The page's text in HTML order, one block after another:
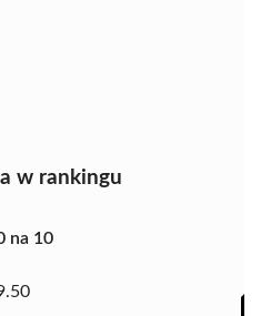
w rankingu
na 10